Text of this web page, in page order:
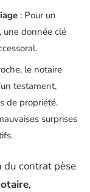
: Pour un
une donnée clé
le notaire
testament,
de propriété.
surprises
du contrat pèse
,